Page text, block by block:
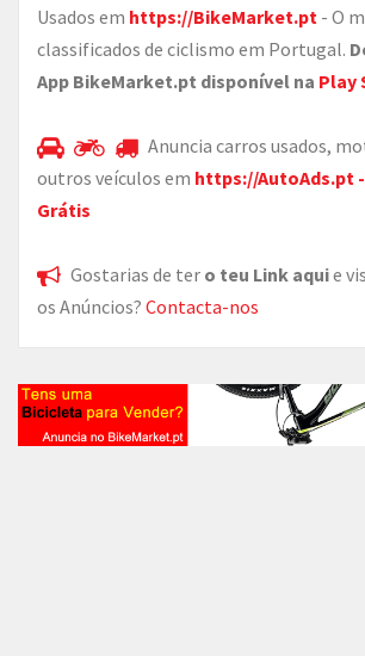
Usados em https://BikeMarket.pt - O
classificados de ciclismo em Portugal.
App BikeMarket.pt disponível na Play
Anuncia carros usados,
outros veículos em https://AutoAds.pt
Grátis
Gostarias de ter o teu Link aquie
os Anúncios? Contacta-nos